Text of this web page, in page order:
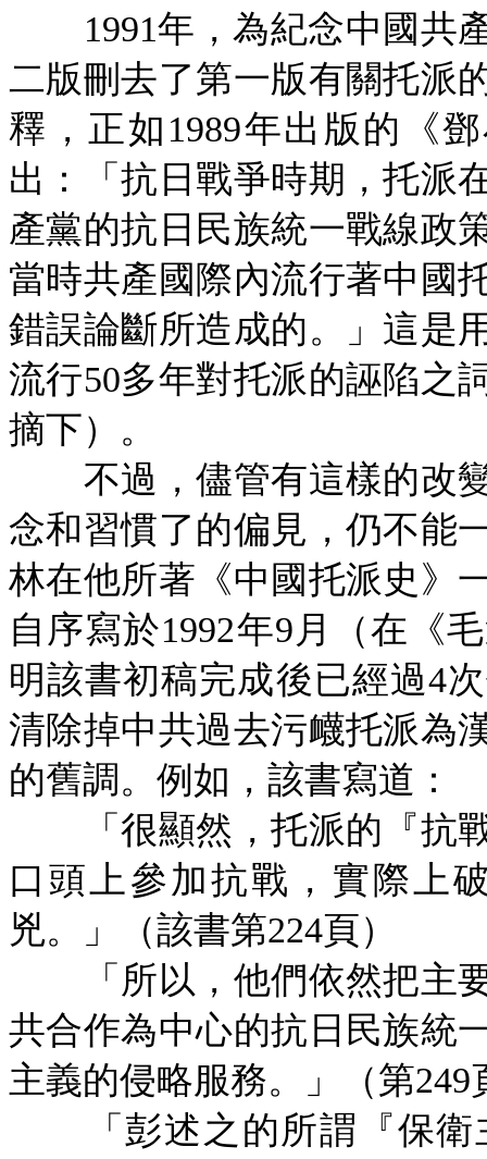
1991年，為紀念中國共
二版刪去了第一版有關托派
釋，正如1989年出版的《
出：「抗日戰爭時期，托派
產黨的抗日民族統一戰線政
當時共產國際內流行著中國
錯誤論斷所造成的。」這是
流行50多年對托派的誣陷之
摘下）。
不過，儘管有這樣的改變
念和習慣了的偏見，仍不能
林在他所著《中國托派史》
自序寫於1992年9月（在《
明該書初稿完成後已經過4
清除掉中共過去污衊托派為
的舊調。例如，該書寫道：
「很顯然，托派的『抗戰
口頭上參加抗戰，實際上
兇。」（該書第224頁）
「所以，他們依然把主要
共合作為中心的抗日民族統
主義的侵略服務。」（第249
「彭述之的所謂『保衛